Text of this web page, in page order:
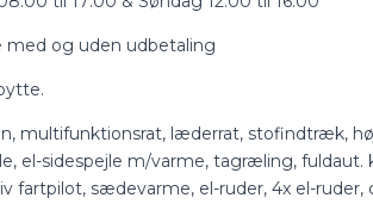
med og uden udbetaling
multifunktionsrat, læderrat, stofindtræk,
el-sidespejle m/varme, tagræling, fuldaut.
fartpilot, sædevarme, el-ruder, 4x el-ruder,